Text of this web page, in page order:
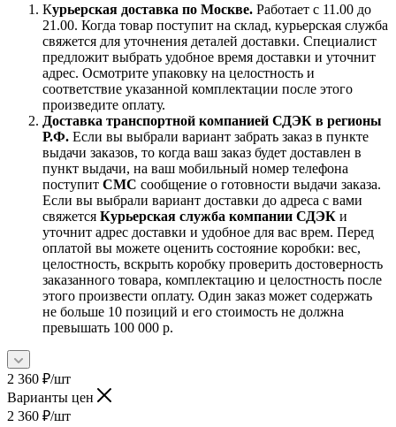
Курьерская доставка по Москве. Работает с 11.00 до
21.00. Когда товар поступит на склад, курьерская служба
свяжется для уточнения деталей доставки. Специалист
предложит выбрать удобное время доставки и уточнит
адрес. Осмотрите упаковку на целостность и
соответствие указанной комплектации после этого
произведите оплату.
Доставка транспортной компанией СДЭК в регионы
Р.Ф. Если вы выбрали вариант забрать заказ в пункте
выдачи заказов, то когда ваш заказ будет доставлен в
пункт выдачи, на ваш мобильный номер телефона
поступит СМС сообщение о готовности выдачи заказа.
Если вы выбрали вариант доставки до адреса с вами
свяжется Курьерская служба компании СДЭК и
уточнит адрес доставки и удобное для вас врем. Перед
оплатой вы можете оценить состояние коробки: вес,
целостность, вскрыть коробку проверить достоверность
заказанного товара, комплектацию и целостность после
этого произвести оплату. Один заказ может содержать
не больше 10 позиций и его стоимость не должна
превышать 100 000 р.
2 360 ₽/шт
Варианты цен
2 360 ₽/шт